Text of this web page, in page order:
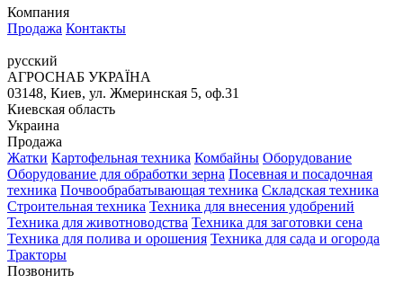
Компания
Продажа Контакты
русский
АГРОСНАБ УКРАЇНА
03148, Киев, ул. Жмеринская 5, оф.31
Киевская область
Украина
Продажа
Жатки Картофельная техника Комбайны Оборудование
Оборудование для обработки зерна Посевная и посадочная
техника Почвообрабатывающая техника Складская техника
Строительная техника Техника для внесения удобрений
Техника для животноводства Техника для заготовки сена
Техника для полива и орошения Техника для сада и огорода
Тракторы
Позвонить